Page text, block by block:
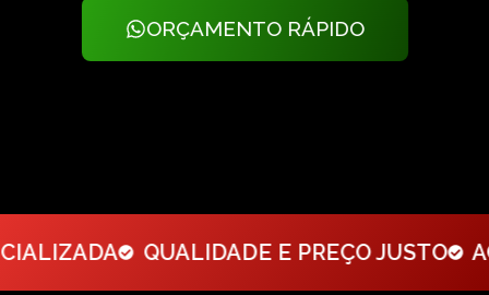
ORÇAMENTO RÁPIDO
QUALIDADE E PREÇO JUSTO